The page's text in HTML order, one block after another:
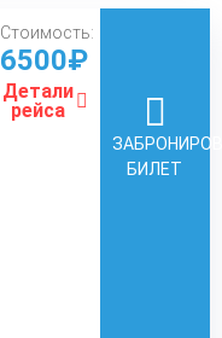
Стоимость:
6500₽
Детали
рейса
БИЛЕТ